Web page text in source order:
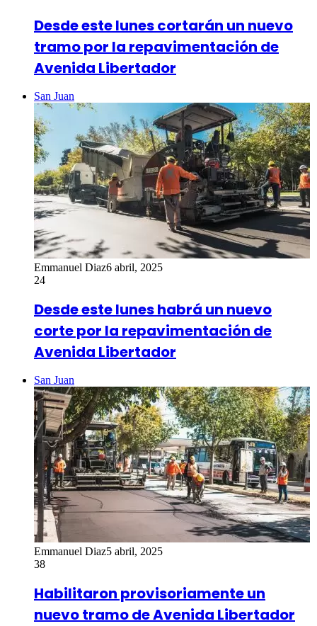
Desde este lunes cortarán un nuevo
tramo por la repavimentación de
Avenida Libertador
San Juan
Emmanuel Diaz6 abril, 2025
24
Desde este lunes habrá un nuevo
corte por la repavimentación de
Avenida Libertador
San Juan
Emmanuel Diaz5 abril, 2025
38
Habilitaron provisoriamente un
nuevo tramo de Avenida Libertador